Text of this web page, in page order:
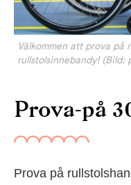
Välkommen att prova på
rullstolsinnebandy! (Bild:
Prova-på
Prova på